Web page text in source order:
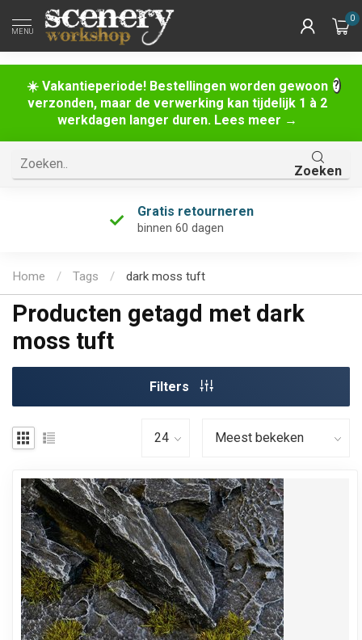
☀️ Vakantieperiode! Bestellingen worden gewoon
verzonden, maar de verwerking kan tijdelijk 1 à 2
werkdagen langer duren. Lees meer →
MENU
0
Zoeken
Gratis retourneren
binnen 60 dagen
Home / Tags / dark moss tuft
Producten getagd met dark
moss tuft
Filters